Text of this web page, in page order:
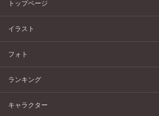
トップページ
イラスト
フォト
ランキング
キャラクター